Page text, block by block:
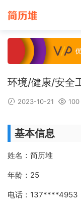
环境/健康/安全
2023-10-21 100
基本信息
姓名：简历堆
年龄：25
电话：137****4953